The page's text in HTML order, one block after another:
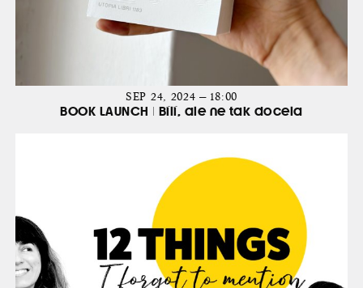
SEP 24, 2024 — 18:00
BOOK LAUNCH | Bílí, ale ne tak docela